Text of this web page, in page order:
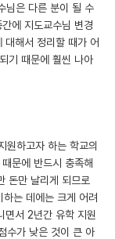
님은 다른 분이 될 수
에 지도교수님 변경
대해서 정리할 때가 어
기 때문에 훨씬 나아
원하고자 하는 학교의
문에 반드시 충족해
돈만 날리게 되므로
는 데에는 크게 어려
면서 2년간 유학 지원
수가 낮은 것이 큰 아